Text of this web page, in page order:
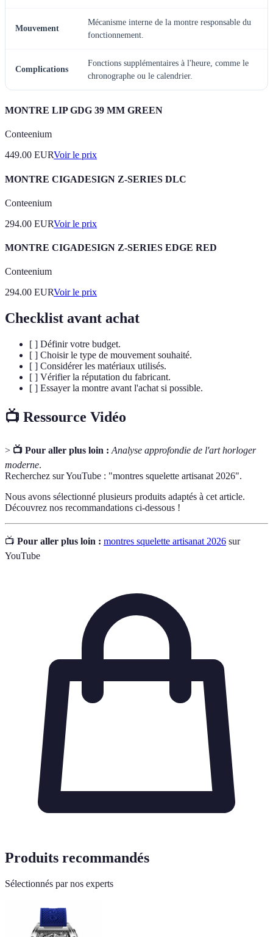
Mouvement
Mécanisme interne de la montre responsable du
fonctionnement.
Complications
Fonctions supplémentaires à l'heure, comme le
chronographe ou le calendrier.
MONTRE LIP GDG 39 MM GREEN
Conteenium
449.00 EURVoir le prix
MONTRE CIGADESIGN Z-SERIES DLC
Conteenium
294.00 EURVoir le prix
MONTRE CIGADESIGN Z-SERIES EDGE RED
Conteenium
294.00 EURVoir le prix
Checklist avant achat
[ ] Définir votre budget.
[ ] Choisir le type de mouvement souhaité.
[ ] Considérer les matériaux utilisés.
[ ] Vérifier la réputation du fabricant.
[ ] Essayer la montre avant l'achat si possible.
📺 Ressource Vidéo
> 📺 Pour aller plus loin : Analyse approfondie de l'art horloger
moderne.
Recherchez sur YouTube : "montres squelette artisanat 2026".
Nous avons sélectionné plusieurs produits adaptés à cet article.
Découvrez nos recommandations ci-dessous !
📺 Pour aller plus loin : montres squelette artisanat 2026 sur
YouTube
Produits recommandés
Sélectionnés par nos experts